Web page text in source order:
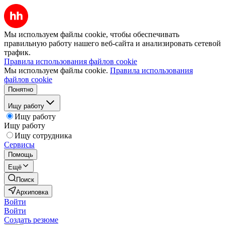
Мы используем файлы cookie, чтобы обеспечивать
правильную работу нашего веб-сайта и анализировать сетевой
трафик.
Правила использования файлов cookie
Мы используем файлы cookie. Правила использования
файлов cookie
Понятно
Ищу работу
Ищу работу
Ищу работу
Ищу сотрудника
Сервисы
Помощь
Ещё
Поиск
Архиповка
Войти
Войти
Создать резюме